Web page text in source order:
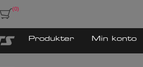
(0)
Produkter Min konto